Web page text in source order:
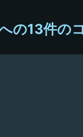
の13件の